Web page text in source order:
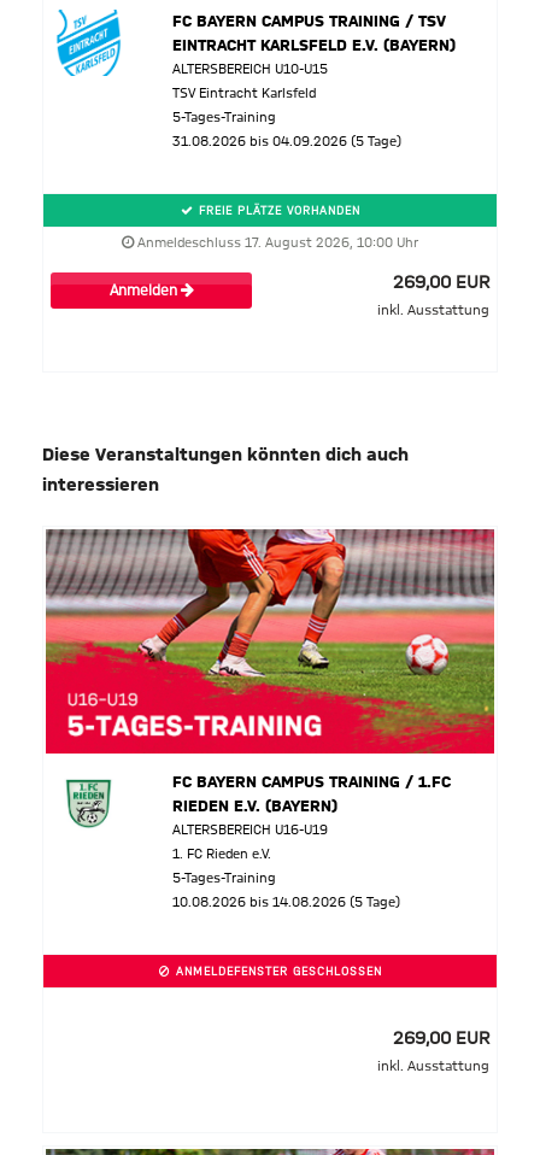
FC BAYERN CAMPUS TRAINING / TSV
EINTRACHT KARLSFELD E.V. (BAYERN)
ALTERSBEREICH U10-U15
TSV Eintracht Karlsfeld
5-Tages-Training
31.08.2026 bis 04.09.2026 (5 Tage)
FREIE PLÄTZE VORHANDEN
Anmeldeschluss 17. August 2026, 10:00 Uhr
Anmelden 269,00 EUR
inkl. Ausstattung
Diese Veranstaltungen könnten dich auch
interessieren
FC BAYERN CAMPUS TRAINING / 1.FC
RIEDEN E.V. (BAYERN)
ALTERSBEREICH U16-U19
1. FC Rieden e.V.
5-Tages-Training
10.08.2026 bis 14.08.2026 (5 Tage)
ANMELDEFENSTER GESCHLOSSEN
269,00 EUR
inkl. Ausstattung